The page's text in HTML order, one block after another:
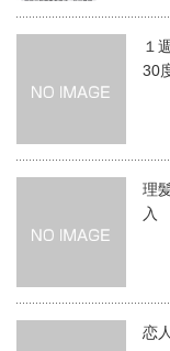
１
30
理
入
恋